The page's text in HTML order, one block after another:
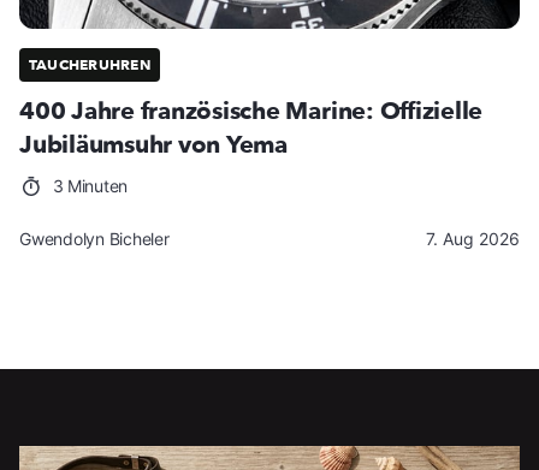
TAUCHERUHREN
400 Jahre französische Marine: Offizielle
Jubiläumsuhr von Yema
3 Minuten
Gwendolyn Bicheler 7. Aug 2026